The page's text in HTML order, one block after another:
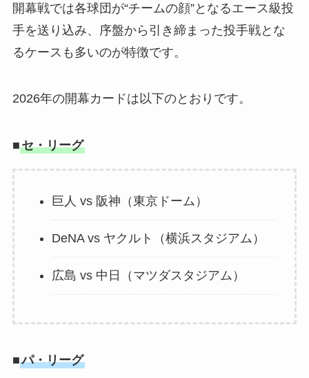
開幕戦では各球団が“チームの顔”となるエース級投
手を送り込み、序盤から引き締まった投手戦とな
るケースも多いのが特徴です。
2026年の開幕カードは以下のとおりです。
■セ・リーグ
巨人 vs 阪神（東京ドーム）
DeNA vs ヤクルト（横浜スタジアム）
広島 vs 中日（マツダスタジアム）
■パ・リーグ